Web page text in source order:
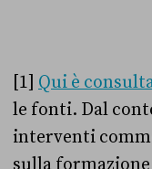
[1] Qui è
le fonti. Dal
interventi